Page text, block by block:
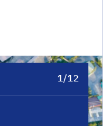
1/12